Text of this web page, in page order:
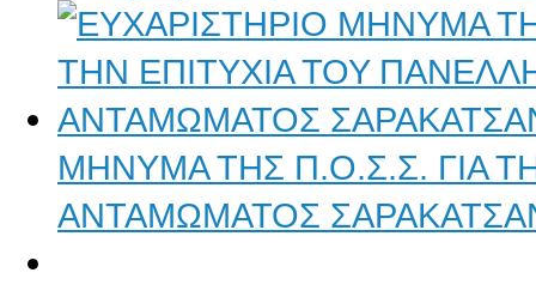
ΜΗΝΥΜΑ ΤΗΣ Π.Ο.Σ.Σ. ΓΙΑ
ΑΝΤΑΜΩΜΑΤΟΣ